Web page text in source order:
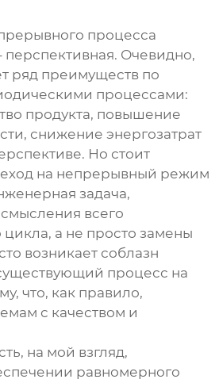
процесса
перспективная. Очевидно,
ряд преимуществ по
процессами:
продукта, повышение
снижение энергозатрат
Но стоит
на непрерывный режим
задача,
всего
цикла, а не просто замены
возникает соблазн
процесс на
что, как правило,
с качеством и
на мой взгляд,
равномерного